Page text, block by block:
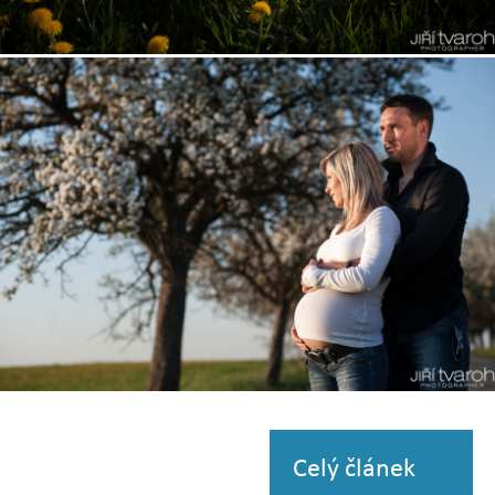
Zobrazit
fotografii
Celý článek